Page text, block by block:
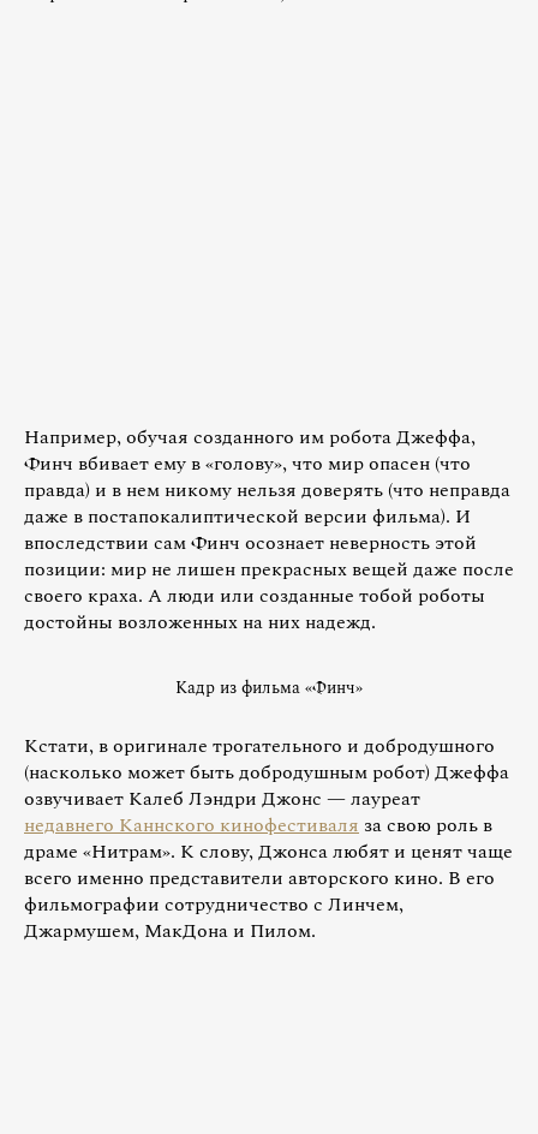
Например, обучая созданного им робота Джеффа,
Финч вбивает ему в «голову», что мир опасен (что
правда) и в нем никому нельзя доверять (что неправда
даже в постапокалиптической версии фильма). И
впоследствии сам Финч осознает неверность этой
позиции: мир не лишен прекрасных вещей даже после
своего краха. А люди или созданные тобой роботы
достойны возложенных на них надежд.
Кадр из фильма «Финч»
Кстати, в оригинале трогательного и добродушного
(насколько может быть добродушным робот) Джеффа
озвучивает Калеб Лэндри Джонс — лауреат
недавнего Каннского кинофестиваля за свою роль в
драме «Нитрам». К слову, Джонса любят и ценят чаще
всего именно представители авторского кино. В его
фильмографии сотрудничество с Линчем,
Джармушем, МакДона и Пилом.